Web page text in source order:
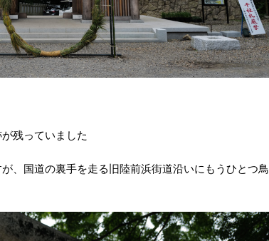
残っていました
、国道の裏手を走る旧陸前浜街道沿いにもうひとつ鳥